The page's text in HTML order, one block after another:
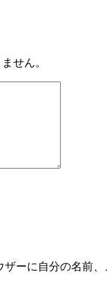
せん。
ーに自分の名前